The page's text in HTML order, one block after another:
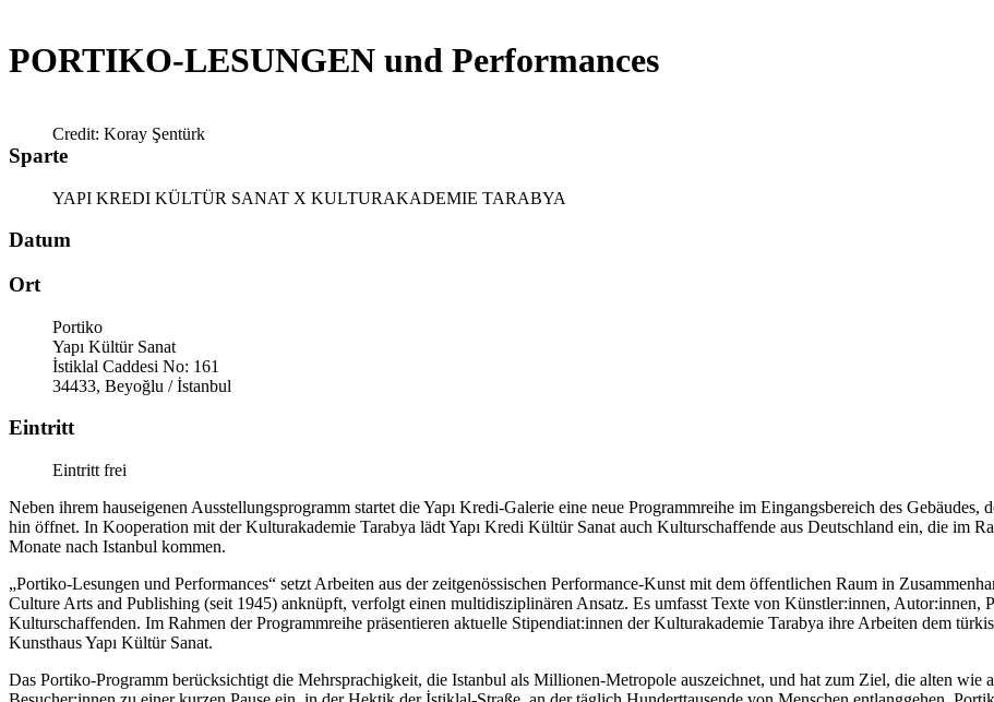
PORTIKO-LESUNGEN und Performances
Credit: Koray Şentürk
Sparte
YAPI KREDI KÜLTÜR SANAT X KULTURAKADEMIE TARABYA
Datum
Ort
Portiko
Yapı Kültür Sanat
İstiklal Caddesi No: 161
34433, Beyoğlu / İstanbul
Eintritt
Eintritt frei
Neben ihrem hauseigenen Ausstellungsprogramm startet die Yapı Kredi-Galerie eine neue Programmreihe im Eingangsbereich des
hin öffnet. In Kooperation mit der Kulturakademie Tarabya lädt Yapı Kredi Kültür Sanat auch Kulturschaffende aus Deutschland ein, die im
Monate nach Istanbul kommen.
„Portiko-Lesungen und Performances“ setzt Arbeiten aus der zeitgenössischen Performance-Kunst mit dem öffentlichen Raum in
Culture Arts and Publishing (seit 1945) anknüpft, verfolgt einen multidisziplinären Ansatz. Es umfasst Texte von Künstler:innen, Autor:innen,
Kulturschaffenden. Im Rahmen der Programmreihe präsentieren aktuelle Stipendiat:innen der Kulturakademie Tarabya ihre Arbeiten dem
Kunsthaus Yapı Kültür Sanat.
Das Portiko-Programm berücksichtigt die Mehrsprachigkeit, die Istanbul als Millionen-Metropole auszeichnet, und hat zum Ziel, die alten wie